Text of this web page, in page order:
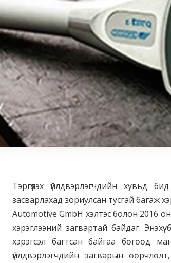
Тэргүүлэх үйлдвэрлэгчдийн
засварлахад зориулсан тусгай багаж
Automotive GmbH хэлтэс болон 2016
хэрэглээний загвартай байдаг.
хэрэгсэл багтсан байгаа бөгөөд
үйлдвэрлэгчдийн загварын